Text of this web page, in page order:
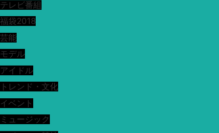
テレビ番組
福袋2018
芸能
モデル
アイドル
トレンド・文化
イベント
ミュージック